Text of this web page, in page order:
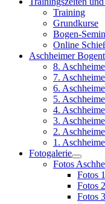
Training
Grundkurse
Bogen-
Online
Aschheimer
8.
7.
6.
5.
4.
3.
2.
1.
Fotogalerie
Fotos
Fotos
Fotos
Fotos